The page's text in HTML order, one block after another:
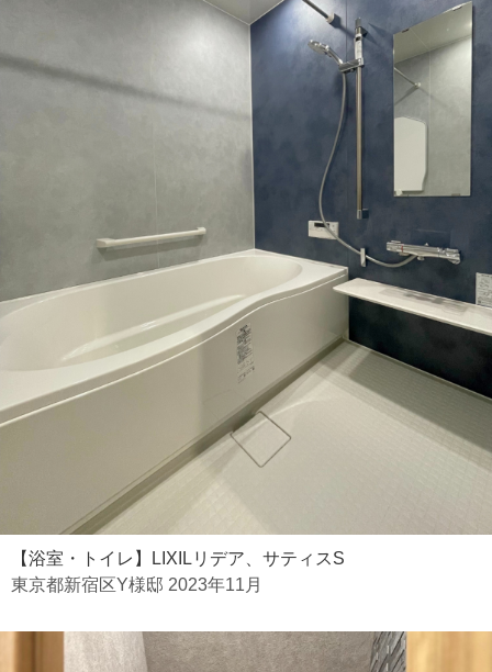
【浴室・トイレ】LIXILリデア、サティスS
東京都新宿区Y様邸 2023年11月